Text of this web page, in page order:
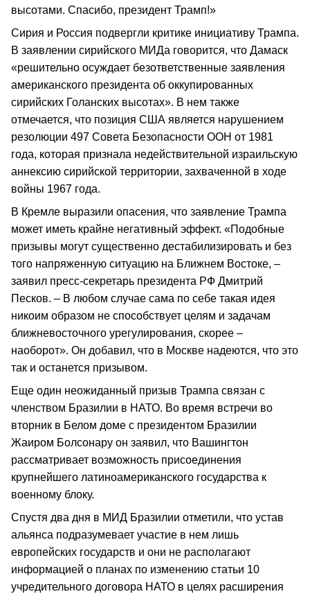
высотами. Спасибо, президент Трамп!»
Сирия и Россия подвергли критике инициативу Трампа.
В заявлении сирийского МИДа говорится, что Дамаск
«решительно осуждает безответственные заявления
американского президента об оккупированных
сирийских Голанских высотах». В нем также
отмечается, что позиция США является нарушением
резолюции 497 Совета Безопасности ООН от 1981
года, которая признала недействительной израильскую
аннексию сирийской территории, захваченной в ходе
войны 1967 года.
В Кремле выразили опасения, что заявление Трампа
может иметь крайне негативный эффект. «Подобные
призывы могут существенно дестабилизировать и без
того напряженную ситуацию на Ближнем Востоке, –
заявил пресс-секретарь президента РФ Дмитрий
Песков. – В любом случае сама по себе такая идея
никоим образом не способствует целям и задачам
ближневосточного урегулирования, скорее –
наоборот». Он добавил, что в Москве надеются, что это
так и останется призывом.
Еще один неожиданный призыв Трампа связан с
членством Бразилии в НАТО. Во время встречи во
вторник в Белом доме с президентом Бразилии
Жаиром Болсонару он заявил, что Вашингтон
рассматривает возможность присоединения
крупнейшего латиноамериканского государства к
военному блоку.
Спустя два дня в МИД Бразилии отметили, что устав
альянса подразумевает участие в нем лишь
европейских государств и они не располагают
информацией о планах по изменению статьи 10
учредительного договора НАТО в целях расширения